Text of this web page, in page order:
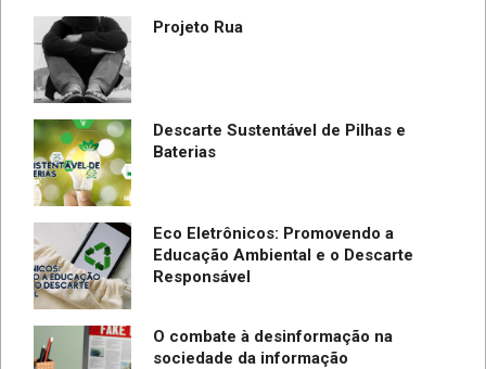
Projeto Rua
Descarte Sustentável de Pilhas e
Baterias
Eco Eletrônicos: Promovendo a
Educação Ambiental e o Descarte
Responsável
O combate à desinformação na
sociedade da informação